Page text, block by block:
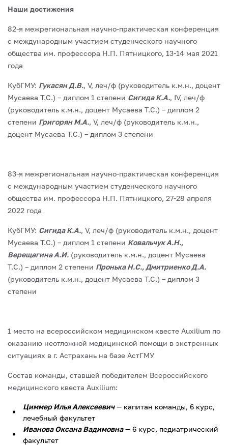
Наши достижения
82-я межрегиональная научно-практическая конференция
с международным участием студенческого научного
общества им. профессора Н.П. Пятницкого, 13-14 мая 2021
года
КубГМУ: Гукасян Д.В., V, леч/ф (руководитель к.м.н., доцент
Мусаева Т.С.) – диплом 1 степени Сигида К.А., IV, леч/ф
(руководитель к.м.н., доцент Мусаева Т.С.) – диплом 2
степени Григорян М.А., V, леч/ф (руководитель к.м.н.,
доцент Мусаева Т.С.) – диплом 3 степени
83-я межрегиональная научно-практическая конференция
с международным участием студенческого научного
общества им. профессора Н.П. Пятницкого, 27-28 апреля
2022 года
КубГМУ: Сигида К.А., V, леч/ф (руководитель к.м.н., доцент
Мусаева Т.С.) – диплом 1 степени Ковальчук А.Н.,
Верещагина А.И. (руководитель к.м.н., доцент Мусаева
Т.С.) – диплом 2 степени Пронька Н.С., Дмитриенко Д.А.
(руководитель к.м.н., доцент Мусаева Т.С.) – диплом 3
степени
1 место на всероссийском медицинском квесте Auxilium по
оказанию неотложной медицинской помощи в экстренных
ситуациях в г. Астрахань на базе АстГМУ
Состав команды, ставшей победителем Всероссийского
медицинского квеста Auxilium:
Циммер Илья Алексеевич— капитан команды, 6 курс,
лечебный факультет
Иванова Оксана Вадимовна— 6 курс, педиатрический
факультет